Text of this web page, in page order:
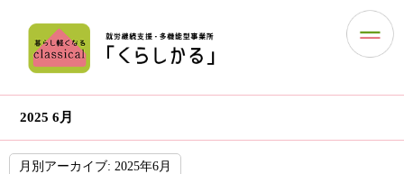
2025 6月
月別アーカイブ: 2025年6月